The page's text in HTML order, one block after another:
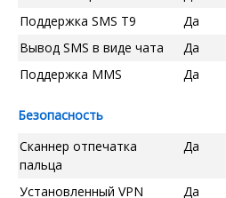
Поддержка SMS T9
Да
Вывод SMS в виде чата
Да
Поддержка MMS
Да
Безопасность
Сканнер отпечатка
пальца
Да
Установленный VPN Да